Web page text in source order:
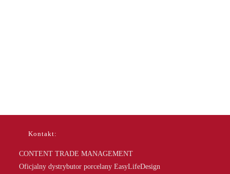
Kontakt:
CONTENT TRADE MANAGEMENT
Oficjalny dystrybutor porcelany EasyLifeDesign